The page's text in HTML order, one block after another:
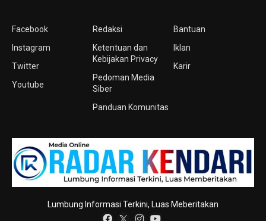
Facebook
Instagram
Twitter
Youtube
Redaksi
Ketentuan dan
Kebijakan Privacy
Pedoman Media
Siber
Panduan Komunitas
Bantuan
Iklan
Karir
Lumbung Informasi Terkini, Luas Meberitakan